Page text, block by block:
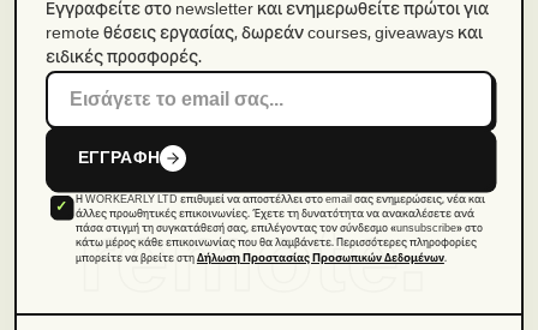
remote.
Εγγραφείτε στο newsletter και ενημερωθείτε πρώτοι για
remote θέσεις εργασίας, δωρεάν courses, giveaways και
ειδικές προσφορές.
ΕΓΓΡΑΦΗ
Η WORKEARLY LTD επιθυμεί να αποστέλλει στο email σας ενημερώσεις, νέα και
άλλες προωθητικές επικοινωνίες. Έχετε τη δυνατότητα να ανακαλέσετε ανά
πάσα στιγμή τη συγκατάθεσή σας, επιλέγοντας τον σύνδεσμο «unsubscribe» στο
κάτω μέρος κάθε επικοινωνίας που θα λαμβάνετε. Περισσότερες πληροφορίες
μπορείτε να βρείτε στηΔήλωση Προστασίας Προσωπικών Δεδομένων.